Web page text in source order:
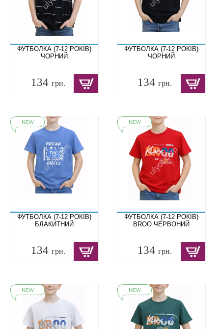
ФУТБОЛКА (7-12 РОКІВ)
ЧОРНИЙ
134 грн.
ФУТБОЛКА (7-12 РОКІВ)
ЧОРНИЙ
134грн.
ФУТБОЛКА (7-12 РОКІВ)
БЛАКИТНИЙ
134 грн.
ФУТБОЛКА (7-12 РОКІВ)
BROO ЧЕРВОНИЙ
134грн.